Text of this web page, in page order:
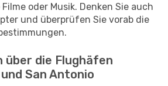
oder Musik. Denken Sie auch
und überprüfen Sie vorab die
die Flughäfen
San Antonio